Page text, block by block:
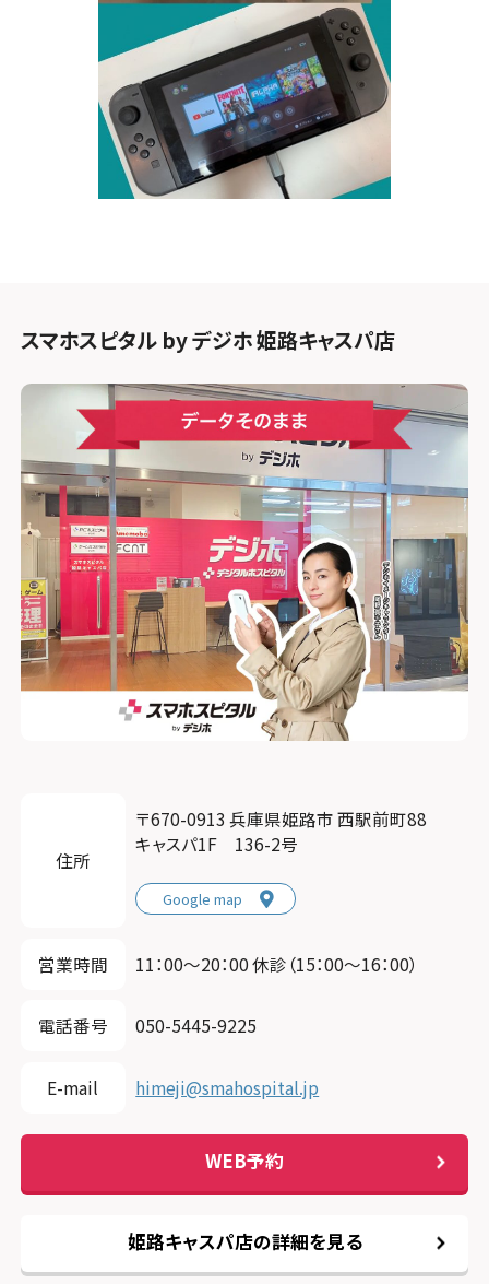
スマホスピタル by デジホ 姫路キャスパ店
住所
〒670-0913 兵庫県姫路市 西駅前町88
キャスパ1F 136-2号
Google map
営業時間 11：00〜20：00 休診（15：00～16：00）
電話番号 050-5445-9225
E-mail himeji@smahospital.jp
WEB予約
姫路キャスパ店の詳細を見る